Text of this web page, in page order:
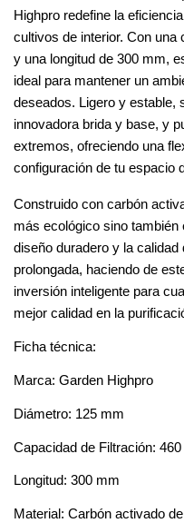
Highpro redefine la
cultivos de interior. Con una
y una longitud de 300 mm,
ideal para mantener un
deseados. Ligero y estable,
innovadora brida y base, y
extremos, ofreciendo una
configuración de tu espacio
Construido con carbón
más ecológico sino
diseño duradero y la calidad
prolongada, haciendo de
inversión inteligente para
mejor calidad en la
Ficha técnica:
Marca: Garden Highpro
Diámetro: 125 mm
Capacidad de Filtración: 460
Longitud: 300 mm
Material: Carbón activado de